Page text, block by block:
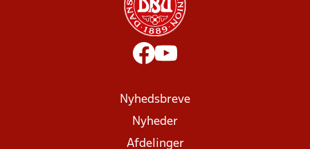
Nyhedsbreve
Nyheder
Afdelinger